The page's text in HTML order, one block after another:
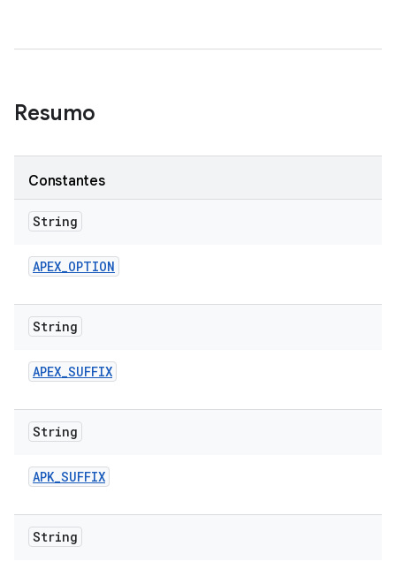
Resumo
Constantes
String
APEX_OPTION
String
APEX_SUFFIX
String
APK_SUFFIX
String